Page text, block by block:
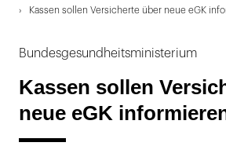
Kassen sollen Versicherte über neue eGK
Bundesgesundheitsministerium
Kassen sollen
neue eGK